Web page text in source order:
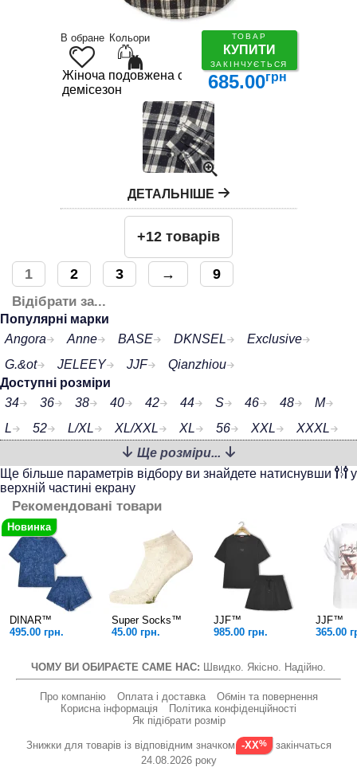
В обране Кольори ТОВАР
КУПИТИ
ЗАКІНЧУЄТЬСЯ
Жіноча подовжена сорочка в клітинку зі
демісезон
685.00грн
ДЕТАЛЬНІШЕ
+12 товарів
1 2 3 →
9
Відібрати за...
Популярні марки
Angora
Anne BASE DKNSEL
Exclusive
G.&ot
JELEEY JJF
Qianzhiou
Доступні розміри
34
36 38 40 42 44 S 46 48
M
L
52 L/XL XL/XXL XL 56 XXL
XXXL
6XL 7XL 8XL
Ще розміри...
Ще більше параметрів відбору ви знайдете натиснувши
у
верхній частині екрану
Рекомендовані товари
DINAR™
495.00 грн.
Super Socks™
45.00 грн.
JJF™
985.00 грн.
JJF™
365.00
ЧОМУ ВИ ОБИРАЄТЕ САМЕ НАС: Швидко. Якісно. Надійно.
Про компанію Оплата і доставка
Обмін та повернення
Корисна інформація
Політика конфіденційності
Як підібрати розмір
Знижки для товарів із відповідним значком -XX
закінчаться
24.08.2026 року